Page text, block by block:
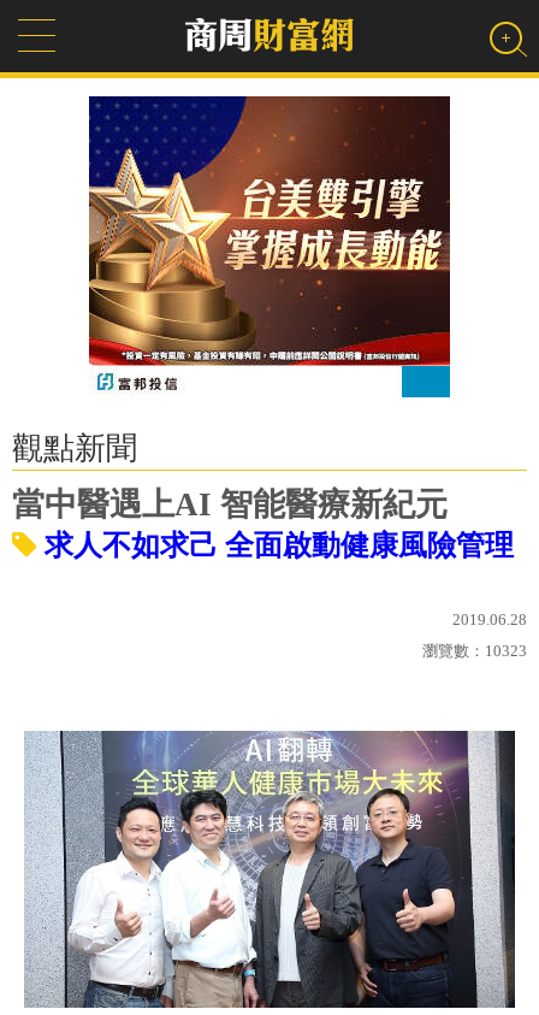
觀點新聞
當中醫遇上AI 智能醫療新紀元
求人不如求己 全面啟動健康風險管理
2019.06.28
瀏覽數： 10323